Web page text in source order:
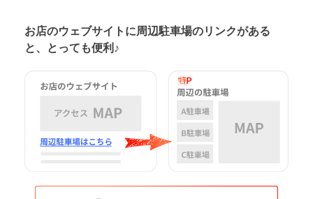
お店のウェブサイトに周辺駐車場のリンクがある
と、とっても便利♪